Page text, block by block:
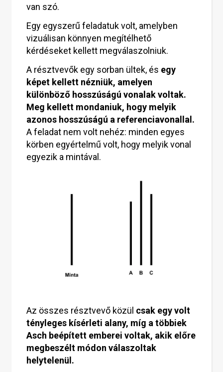
van szó.
Egy egyszerű feladatuk volt, amelyben
vizuálisan könnyen megítélhető
kérdéseket kellett megválaszolniuk.
A résztvevők egy sorban ültek, és egy
képet kellett nézniük, amelyen
különböző hosszúságú vonalak voltak.
Meg kellett mondaniuk, hogy melyik
azonos hosszúságú a referenciavonallal.
A feladat nem volt nehéz: minden egyes
körben egyértelmű volt, hogy melyik vonal
egyezik a mintával.
Az összes résztvevő közül csak egy volt
tényleges kísérleti alany, míg a többiek
Asch beépített emberei voltak, akik előre
megbeszélt módon válaszoltak
helytelenül.